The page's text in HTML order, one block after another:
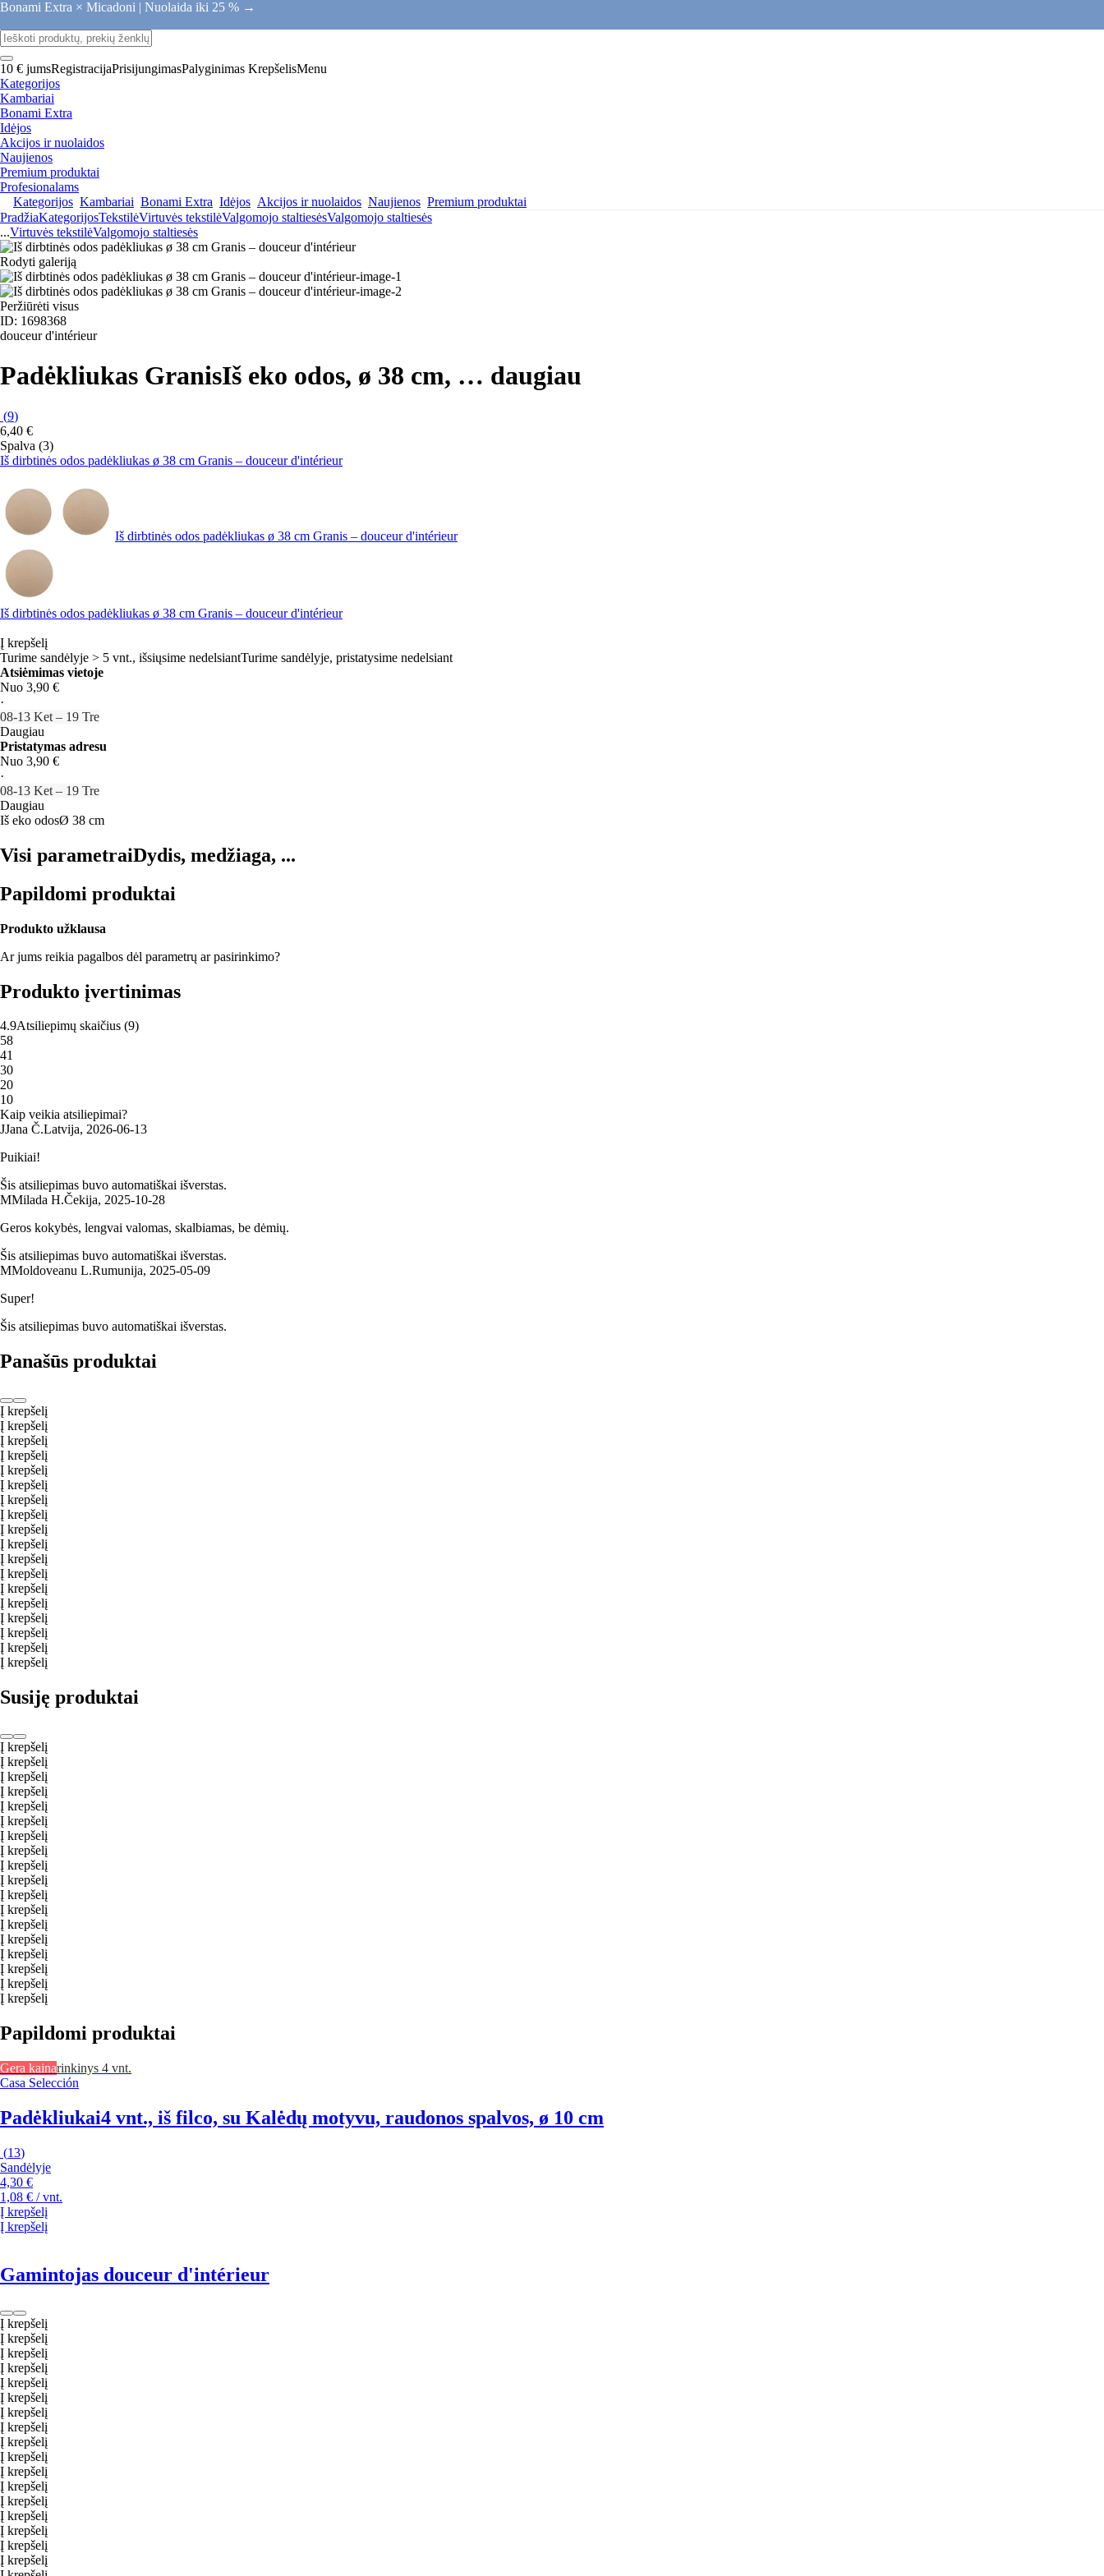
Bonami Extra × Micadoni | Nuolaida iki 25 % →
10 € jumsRegistracijaPrisijungimasPalyginimas KrepšelisMenu
Kategorijos
Kambariai
Bonami Extra
Idėjos
Akcijos ir nuolaidos
Naujienos
Premium produktai
Profesionalams
Kategorijos Kambariai Bonami Extra Idėjos Akcijos ir nuolaidos Naujienos Premium produktai
PradžiaKategorijosTekstilėVirtuvės tekstilėValgomojo staltiesėsValgomojo staltiesės
...Virtuvės tekstilėValgomojo staltiesės
Rodyti galeriją
Peržiūrėti visus
ID: 1698368
douceur d'intérieur
Padėkliukas GranisIš eko odos, ø 38 cm, … daugiau
(9)
6,40 €
Spalva (3)
Iš dirbtinės odos padėkliukas ø 38 cm Granis – douceur d'intérieur
Iš dirbtinės odos padėkliukas ø 38 cm Granis – douceur d'intérieur
Iš dirbtinės odos padėkliukas ø 38 cm Granis – douceur d'intérieur
Į krepšelį
Turime sandėlyje > 5 vnt., išsiųsime nedelsiantTurime sandėlyje, pristatysime nedelsiant
Atsiėmimas vietoje
Nuo 3,90 €
·
08‑13 Ket – 19 Tre
Daugiau
Pristatymas adresu
Nuo 3,90 €
·
08‑13 Ket – 19 Tre
Daugiau
Iš eko odosØ 38 cm
Visi parametraiDydis, medžiaga, ...
Papildomi produktai
Produkto užklausa
Ar jums reikia pagalbos dėl parametrų ar pasirinkimo?
Produkto įvertinimas
4.9Atsiliepimų skaičius (9)
58
41
30
20
10
Kaip veikia atsiliepimai?
JJana Č.Latvija, 2026‑06‑13
Puikiai!
Šis atsiliepimas buvo automatiškai išverstas.
MMilada H.Čekija, 2025‑10‑28
Geros kokybės, lengvai valomas, skalbiamas, be dėmių.
Šis atsiliepimas buvo automatiškai išverstas.
MMoldoveanu L.Rumunija, 2025‑05‑09
Super!
Šis atsiliepimas buvo automatiškai išverstas.
Panašūs produktai
Į krepšelį
Į krepšelį
Į krepšelį
Į krepšelį
Į krepšelį
Į krepšelį
Į krepšelį
Į krepšelį
Į krepšelį
Į krepšelį
Į krepšelį
Į krepšelį
Į krepšelį
Į krepšelį
Į krepšelį
Į krepšelį
Į krepšelį
Į krepšelį
Susiję produktai
Į krepšelį
Į krepšelį
Į krepšelį
Į krepšelį
Į krepšelį
Į krepšelį
Į krepšelį
Į krepšelį
Į krepšelį
Į krepšelį
Į krepšelį
Į krepšelį
Į krepšelį
Į krepšelį
Į krepšelį
Į krepšelį
Į krepšelį
Į krepšelį
Papildomi produktai
Gera kainarinkinys 4 vnt.
Casa Selección
Padėkliukai4 vnt., iš filco, su Kalėdų motyvu, raudonos spalvos, ø 10 cm
(13)
Sandėlyje
4,30 €
1,08 € / vnt.
Į krepšelį
Į krepšelį
Gamintojas douceur d'intérieur
Į krepšelį
Į krepšelį
Į krepšelį
Į krepšelį
Į krepšelį
Į krepšelį
Į krepšelį
Į krepšelį
Į krepšelį
Į krepšelį
Į krepšelį
Į krepšelį
Į krepšelį
Į krepšelį
Į krepšelį
Į krepšelį
Į krepšelį